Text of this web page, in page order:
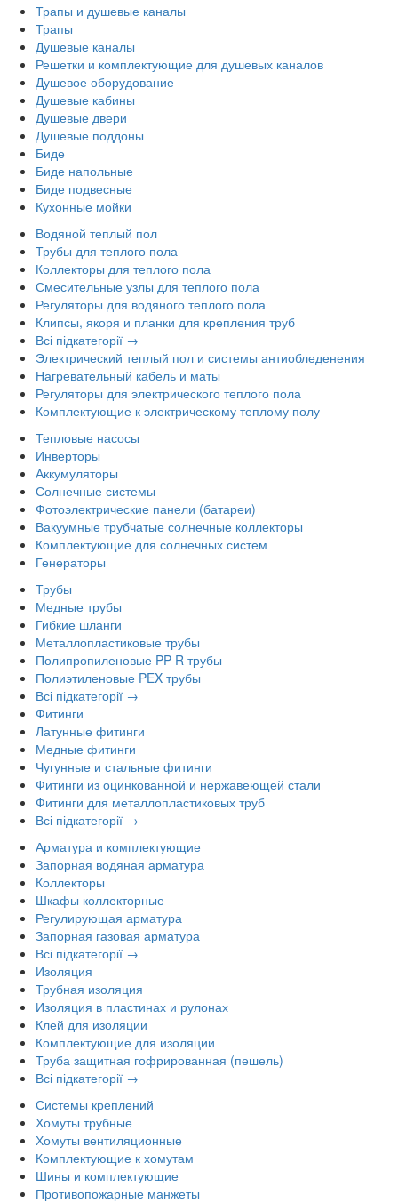
Трапы и душевые каналы
Трапы
Душевые каналы
Решетки и комплектующие для душевых каналов
Душевое оборудование
Душевые кабины
Душевые двери
Душевые поддоны
Биде
Биде напольные
Биде подвесные
Кухонные мойки
Водяной теплый пол
Трубы для теплого пола
Коллекторы для теплого пола
Смесительные узлы для теплого пола
Регуляторы для водяного теплого пола
Клипсы, якоря и планки для крепления труб
Всі підкатегорії →
Электрический теплый пол и системы антиобледенения
Нагревательный кабель и маты
Регуляторы для электрического теплого пола
Комплектующие к электрическому теплому полу
Тепловые насосы
Инверторы
Аккумуляторы
Солнечные системы
Фотоэлектрические панели (батареи)
Вакуумные трубчатые солнечные коллекторы
Комплектующие для солнечных систем
Генераторы
Трубы
Медные трубы
Гибкие шланги
Металлопластиковые трубы
Полипропиленовые PP-R трубы
Полиэтиленовые PEX трубы
Всі підкатегорії →
Фитинги
Латунные фитинги
Медные фитинги
Чугунные и стальные фитинги
Фитинги из оцинкованной и нержавеющей стали
Фитинги для металлопластиковых труб
Всі підкатегорії →
Арматура и комплектующие
Запорная водяная арматура
Коллекторы
Шкафы коллекторные
Регулирующая арматура
Запорная газовая арматура
Всі підкатегорії →
Изоляция
Трубная изоляция
Изоляция в пластинах и рулонах
Клей для изоляции
Комплектующие для изоляции
Труба защитная гофрированная (пешель)
Всі підкатегорії →
Системы креплений
Хомуты трубные
Хомуты вентиляционные
Комплектующие к хомутам
Шины и комплектующие
Противопожарные манжеты